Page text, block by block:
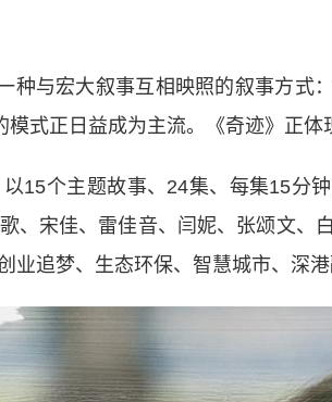
与宏大叙事互相映照的叙事方式
式正日益成为主流。《奇迹》正体
个主题故事、24集、每集15分
、宋佳、雷佳音、闫妮、张颂文、
业追梦、生态环保、智慧城市、深